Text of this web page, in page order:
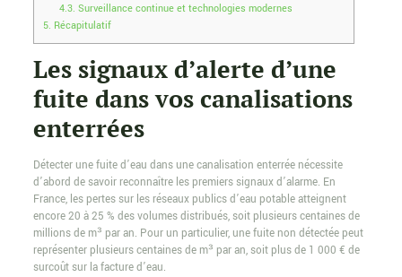
4.3. Surveillance continue et technologies modernes
5. Récapitulatif
Les signaux d’alerte d’une
fuite dans vos canalisations
enterrées
Détecter une fuite d’eau dans une canalisation enterrée nécessite
d’abord de savoir reconnaître les premiers signaux d’alarme. En
France, les pertes sur les réseaux publics d’eau potable atteignent
encore 20 à 25 % des volumes distribués, soit plusieurs centaines de
millions de m³ par an. Pour un particulier, une fuite non détectée peut
représenter plusieurs centaines de m³ par an, soit plus de 1 000 € de
surcoût sur la facture d’eau.